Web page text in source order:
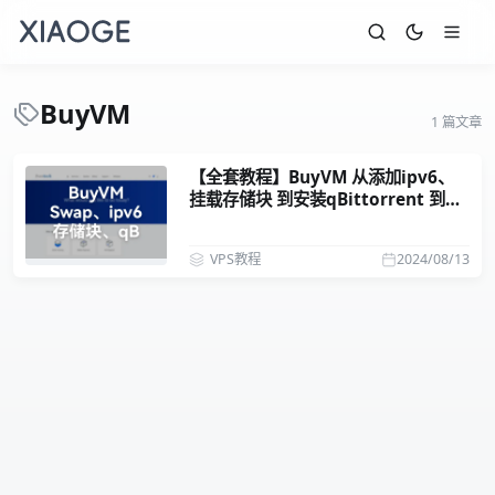
BuyVM 1 篇文章
【全套教程】BuyVM 从添加ipv6、
挂载存储块 到安装qBittorrent 到pt
2024/08/13
VPS教程